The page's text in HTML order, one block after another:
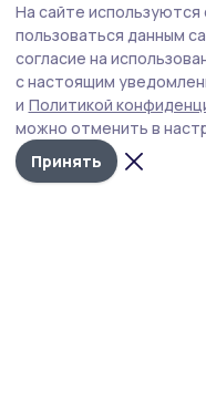
Евгений
ответственного
Глава региона
Жердевском округе. В
успешные
имени Карла Маркса
На сайте
пользоваться данным
согласие на
с настоящим
и Политикой
можно отменить в
Принять